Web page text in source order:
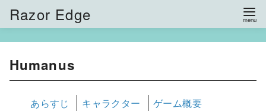
テ
Razor Edge
Humanus
あらすじ キャラクター
ゲーム概要